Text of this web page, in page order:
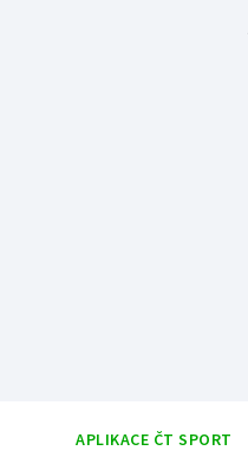
APLIKACE ČT SPORT